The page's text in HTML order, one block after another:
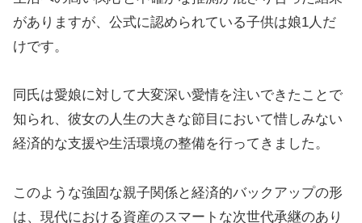
がありますが、公式に認められている子供は娘1人だ
けです。
同氏は愛娘に対して大変深い愛情を注いできたことで
知られ、彼女の人生の大きな節目において惜しみない
経済的な支援や生活環境の整備を行ってきました。
このような強固な親子関係と経済的バックアップの形
は、現代における資産のスマートな次世代承継のあり